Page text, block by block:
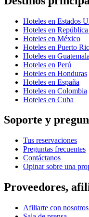
Hoteles en Estados
Hoteles en
Hoteles en México
Hoteles en Puerto
Hoteles en Guatemala
Hoteles en Perú
Hoteles en Honduras
Hoteles en España
Hoteles en Colombia
Hoteles en Cuba
Soporte y
Tus reservaciones
Preguntas frecuentes
Contáctanos
Opinar sobre una
Proveedores,
Afiliarte con nosotros